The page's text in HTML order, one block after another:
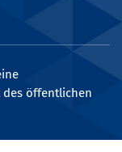
öffentlichen